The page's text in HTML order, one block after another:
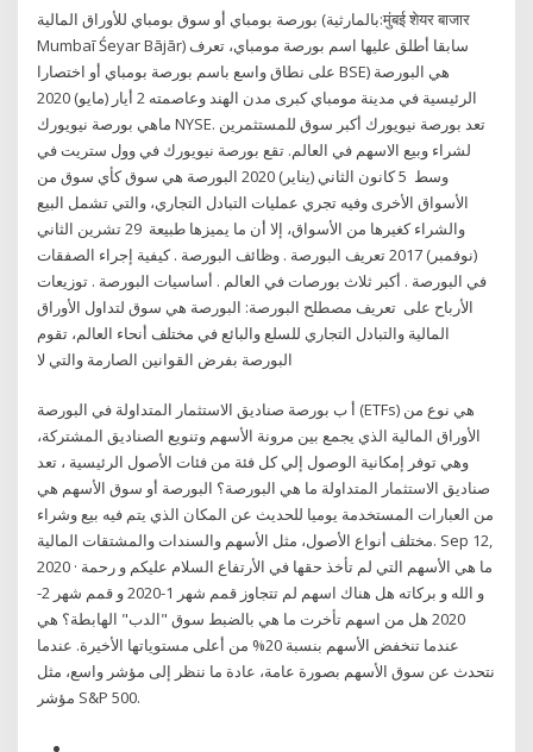
بورصة بومباي أو سوق بومباي للأوراق المالية (بالمارثية:मुंबई शेयर बाजार
Mumbaī Śeyar Bājār) سابقا أطلق عليها اسم بورصة مومباي، تعرف
على نطاق واسع باسم بورصة بومباي أو اختصارا BSE) هي البورصة
الرئيسية في مدينة مومباي كبرى مدن الهند وعاصمته 2 أيار (مايو) 2020
ماهي بورصة نيويورك NYSE. تعد بورصة نيويورك أكبر سوق للمستثمرين
لشراء وبيع الاسهم في العالم. تقع بورصة نيويورك في وول ستريت في
وسط 5 كانون الثاني (يناير) 2020 البورصة هي سوق كأي سوق من
الأسواق الأخرى وفيه تجري عمليات التبادل التجاري، والتي تشمل البيع
والشراء كغيرها من الأسواق، إلا أن ما يميزها طبيعة 29 تشرين الثاني
(نوفمبر) 2017 تعريف البورصة . وظائف البورصة . كيفية إجراء الصفقات
في البورصة . أكبر ثلاث بورصات في العالم . أساسيات البورصة . توزيعات
الأرباح على تعريف مصطلح البورصة: البورصة هي سوق لتداول الأوراق
المالية والتبادل التجاري للسلع والبائع في مختلف أنحاء العالم، تقوم
أ ب بورصة صناديق الاستثمار المتداولة في البورصة (ETFs) هي نوع من
الأوراق المالية الذي يجمع بين مرونة الأسهم وتنويع الصناديق المشتركة،
وهي توفر إمكانية الوصول إلي كل فئة من فئات الأصول الرئيسية ، تعد
صناديق الاستثمار المتداولة ما هي البورصة؟ البورصة أو سوق الأسهم هي
من العبارات المستخدمة يوميا للحديث عن المكان الذي يتم فيه بيع وشراء
مختلف أنواع الأصول، مثل الأسهم والسندات والمشتقات المالية. Sep 12,
2020 · ما هي الأسهم التي لم تأخذ حقها في الأرتفاع السلام عليكم و رحمة
و الله و بركاته هل هناك اسهم لم تتجاوز قمم شهر 1-2020 و قمم شهر 2-
2020 هل من اسهم تأخرت ما هي بالضبط سوق "الدب" الهابطة؟ هي
عندما تنخفض الأسهم بنسبة 20% من أعلى مستوياتها الأخيرة. عندما
نتحدث عن سوق الأسهم بصورة عامة، عادة ما ننظر إلى مؤشر واسع، مثل
مؤشر S&P 500.